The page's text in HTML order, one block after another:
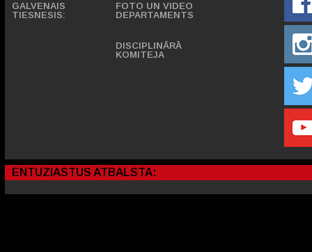
GALVENAIS
TIESNESIS:
FOTO UN VIDEO
DEPARTAMENTS
DISCIPLINĀRĀ
KOMITEJA
ENTUZIASTUS ATBALSTA: